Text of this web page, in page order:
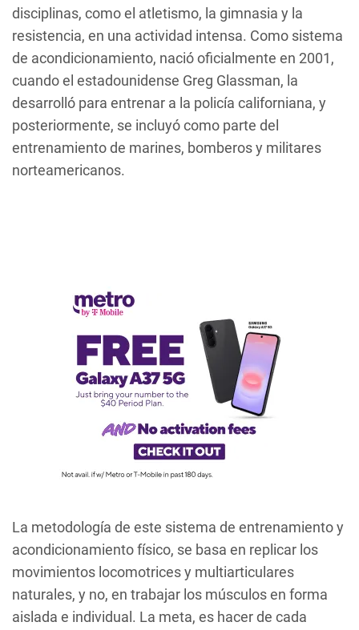
disciplinas, como el atletismo, la gimnasia y la
resistencia, en una actividad intensa. Como sistema
de acondicionamiento, nació oficialmente en 2001,
cuando el estadounidense Greg Glassman, la
desarrolló para entrenar a la policía californiana, y
posteriormente, se incluyó como parte del
entrenamiento de marines, bomberos y militares
norteamericanos.
La metodología de este sistema de entrenamiento y
acondicionamiento físico, se basa en replicar los
movimientos locomotrices y multiarticulares
naturales, y no, en trabajar los músculos en forma
aislada e individual. La meta, es hacer de cada